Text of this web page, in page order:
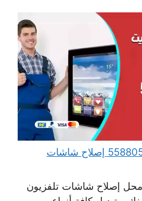
فني تصليح تلفزيونات 55880595 إصلاح شاشات
محل إصلاح شاشات تلفزيون